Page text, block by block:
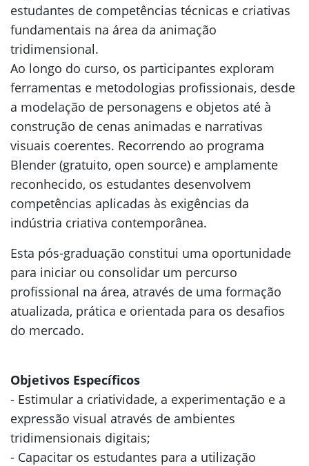
estudantes de competências técnicas e criativas
fundamentais na área da animação
tridimensional.
Ao longo do curso, os participantes exploram
ferramentas e metodologias profissionais, desde
a modelação de personagens e objetos até à
construção de cenas animadas e narrativas
visuais coerentes. Recorrendo ao programa
Blender (gratuito, open source) e amplamente
reconhecido, os estudantes desenvolvem
competências aplicadas às exigências da
indústria criativa contemporânea.
Esta pós-graduação constitui uma oportunidade
para iniciar ou consolidar um percurso
profissional na área, através de uma formação
atualizada, prática e orientada para os desafios
do mercado.
Objetivos Específicos
- Estimular a criatividade, a experimentação e a
expressão visual através de ambientes
tridimensionais digitais;
- Capacitar os estudantes para a utilização